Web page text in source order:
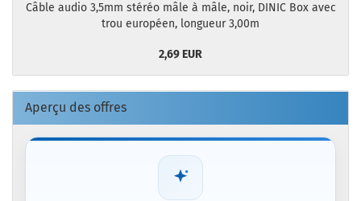
Câble audio 3,5mm stéréo mâle à mâle, noir, DINIC Box avec
trou européen, longueur 3,00m
2,69 EUR
Aperçu des offres